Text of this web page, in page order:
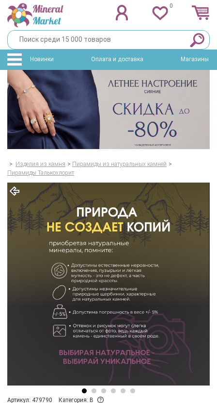
0
Новинки Оплата и доставка Магазины
> Изделия из камня > Пирамиды из натуральных камней >
Пирамиды Талькохлорит
Артикул: 479790 Категория: B